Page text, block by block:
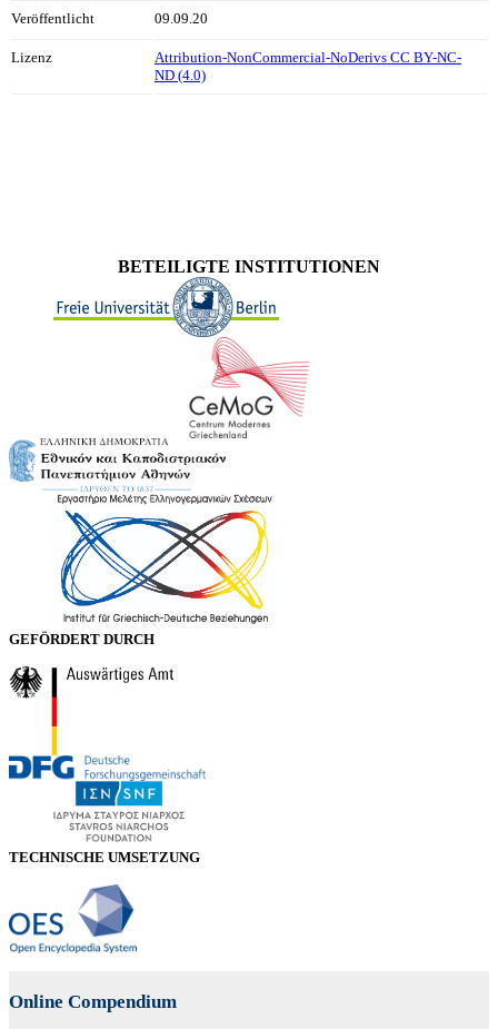
Veröffentlicht 09.09.20
Lizenz
Attribution-NonCommercial-NoDerivs CC BY-NC-
ND (4.0)
BETEILIGTE INSTITUTIONEN
GEFÖRDERT DURCH
TECHNISCHE UMSETZUNG
Online Compendium